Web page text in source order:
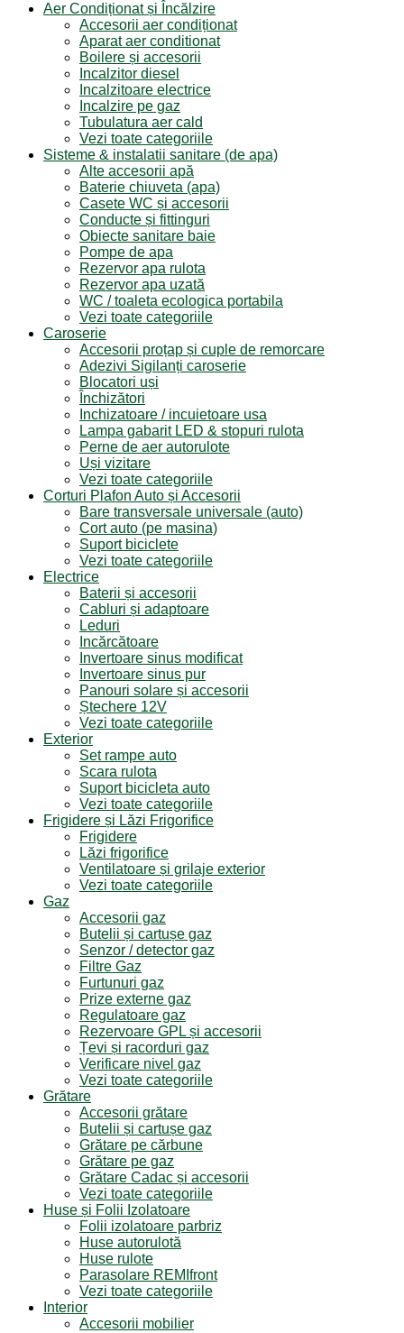
Aer Condiționat și Încălzire
Accesorii aer condiționat
Aparat aer conditionat
Boilere și accesorii
Incalzitor diesel
Incalzitoare electrice
Incalzire pe gaz
Tubulatura aer cald
Vezi toate categoriile
Sisteme & instalatii sanitare (de apa)
Alte accesorii apă
Baterie chiuveta (apa)
Casete WC și accesorii
Conducte și fittinguri
Obiecte sanitare baie
Pompe de apa
Rezervor apa rulota
Rezervor apa uzată
WC / toaleta ecologica portabila
Vezi toate categoriile
Caroserie
Accesorii proțap și cuple de remorcare
Adezivi Sigilanți caroserie
Blocatori uși
Închizători
Inchizatoare / incuietoare usa
Lampa gabarit LED & stopuri rulota
Perne de aer autorulote
Uși vizitare
Vezi toate categoriile
Corturi Plafon Auto și Accesorii
Bare transversale universale (auto)
Cort auto (pe masina)
Suport biciclete
Vezi toate categoriile
Electrice
Baterii și accesorii
Cabluri și adaptoare
Leduri
Incărcătoare
Invertoare sinus modificat
Invertoare sinus pur
Panouri solare și accesorii
Ștechere 12V
Vezi toate categoriile
Exterior
Set rampe auto
Scara rulota
Suport bicicleta auto
Vezi toate categoriile
Frigidere și Lăzi Frigorifice
Frigidere
Lăzi frigorifice
Ventilatoare și grilaje exterior
Vezi toate categoriile
Gaz
Accesorii gaz
Butelii și cartușe gaz
Senzor / detector gaz
Filtre Gaz
Furtunuri gaz
Prize externe gaz
Regulatoare gaz
Rezervoare GPL și accesorii
Țevi și racorduri gaz
Verificare nivel gaz
Vezi toate categoriile
Grătare
Accesorii grătare
Butelii și cartușe gaz
Grătare pe cărbune
Grătare pe gaz
Grătare Cadac și accesorii
Vezi toate categoriile
Huse și Folii Izolatoare
Folii izolatoare parbriz
Huse autorulotă
Huse rulote
Parasolare REMIfront
Vezi toate categoriile
Interior
Accesorii mobilier